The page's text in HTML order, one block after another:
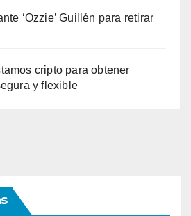
‘Ozzie’ Guillén para retirar
cripto para obtener
y flexible